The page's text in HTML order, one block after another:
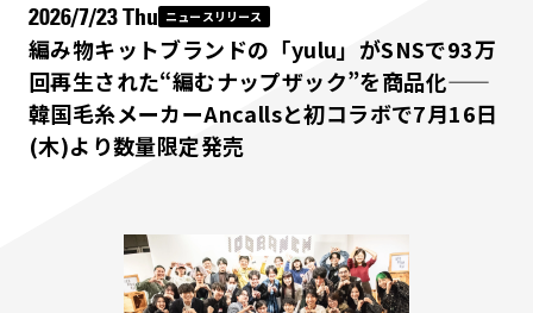
2026/7/23 Thu ニュースリリース
編み物キットブランドの「yulu」がSNSで93万
回再生された“編むナップザック”を商品化——
韓国毛糸メーカーAncallsと初コラボで7月16日
(木)より数量限定発売